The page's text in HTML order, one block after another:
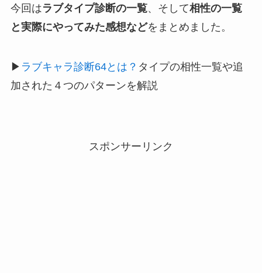
今回はラブタイプ診断の一覧、そして相性の一覧
と実際にやってみた感想などをまとめました。
▶︎ ラブキャラ診断64とは？ タイプの相性一覧や追
加された４つのパターンを解説
スポンサーリンク